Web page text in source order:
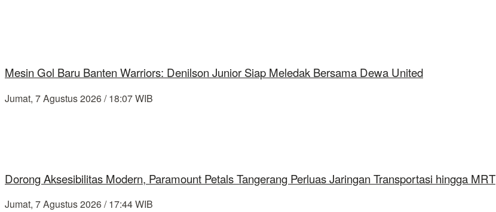
Mesin Gol Baru Banten Warriors: Denilson Junior Siap Meledak Bersama Dewa United
Jumat, 7 Agustus 2026 / 18:07 WIB
Dorong Aksesibilitas Modern, Paramount Petals Tangerang Perluas Jaringan Transportasi hingga MRT
Jumat, 7 Agustus 2026 / 17:44 WIB